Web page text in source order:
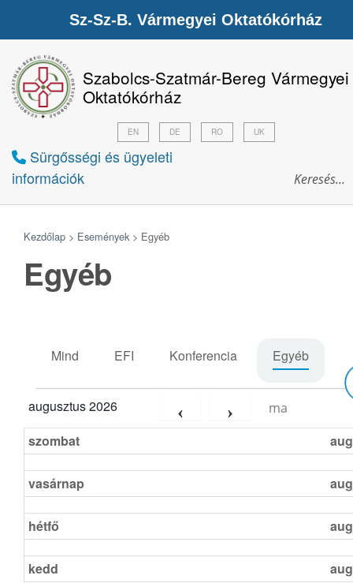
Szabolcs-Szatmár-Bereg Vármegyei
Oktatókórház
Sürgősségi és ügyeleti
információk
EN DE RO UK
Kezdőlap > Események> Egyéb
Egyéb
Mind EFI Konferencia Egyéb
augusztus 2026 ma
szombat
vasárnap
hétfő
kedd
Sz-Sz-B. Vármegyei Oktatókórház